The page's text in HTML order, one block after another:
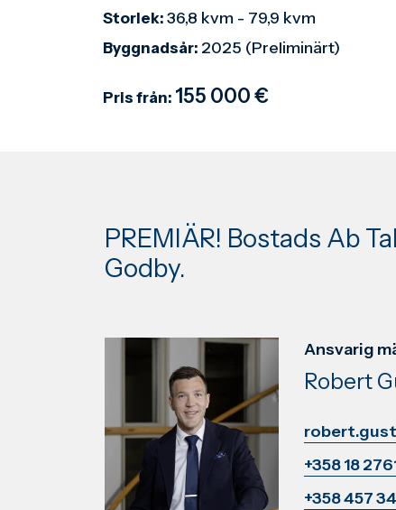
Storlek:36,8 kvm - 79,9 kvm
Byggnadsår: 2025 (Preliminärt)
Pris från: 155 000 €
PREMIÄR! Bostads Ab
Godby.
Ansvarig
Robert
+358 18
+358 457